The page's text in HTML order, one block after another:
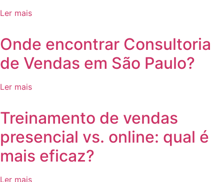
Ler mais
Onde encontrar Consultoria
de Vendas em São Paulo?
Ler mais
⁠Treinamento de vendas
presencial vs. online: qual é
mais eficaz?
Ler mais